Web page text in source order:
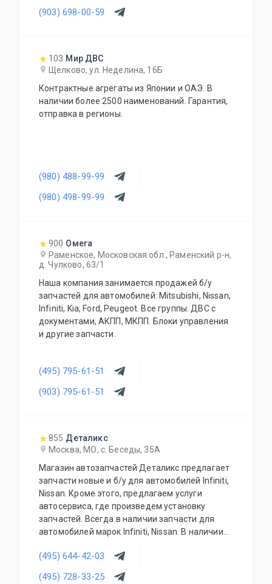
(903) 698-00-59
103 Мир ДВС
Щелково, ул. Неделина, 16Б
Контрактные агрегаты из Японии и ОАЭ. В
наличии более 2500 наименований. Гарантия,
отправка в регионы.
(980) 488-99-99
(980) 498-99-99
900 Омега
Раменское, Московская обл., Раменский р-н,
д. Чулково, 63/1
Наша компания занимается продажей б/у
запчастей для автомобилей: Mitsubishi, Nissan,
Infiniti, Kia, Ford, Peugeot. Все группы. ДВС с
документами, АКПП, МКПП. Блоки управления
и другие запчасти.
(495) 795-61-51
(903) 795-61-51
855 Деталикс
Москва, МО, с. Беседы, 35А
Магазин автозапчастей Деталикс предлагает
запчасти новые и б/у для автомобилей Infiniti,
Nissan. Кроме этого, предлагаем услуги
автосервиса, где произведем установку
запчастей. Всегда в наличии запчасти для
автомобилей марок Infiniti, Nissan. В наличии
гарантию на все автозапчасти и гарантирует
качество выполненных работ.
(495) 644-42-03
(495) 728-33-25